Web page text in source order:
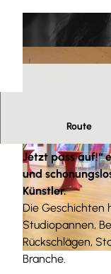
© Ossy Pfeiffer
© Denver Künzer |
Route
Ossy Pfeiffer
Jetzt pass auf!“
und
Künstler.
Die Geschichten
Studiopannen,
Rückschlägen,
Branche.